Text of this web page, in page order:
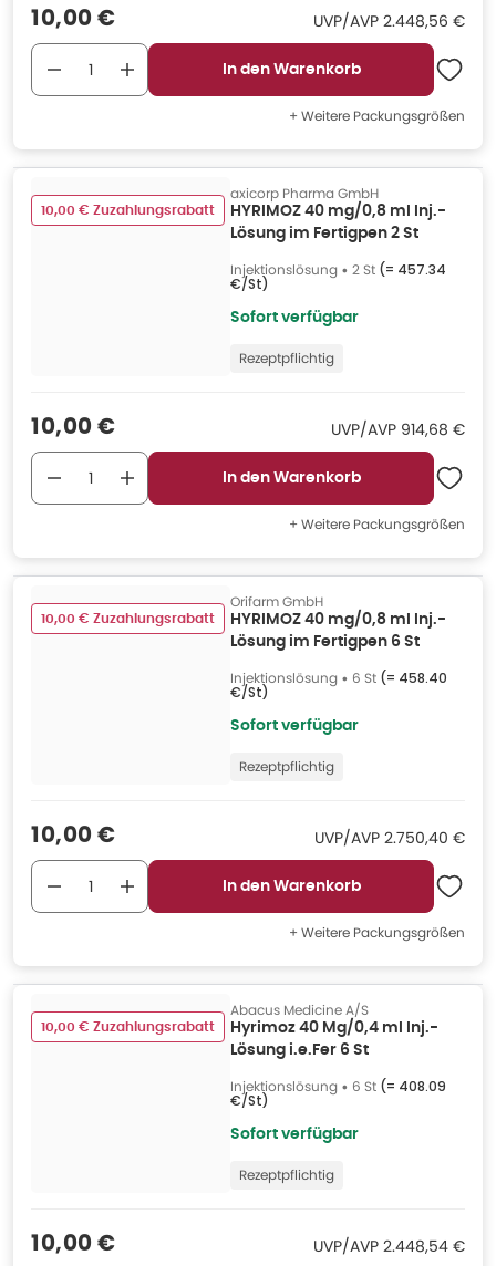
Verkaufspreis
10,00 € UVP/AVP UVP/AVP
2.448,56 €
In den Warenkorb
+ Weitere Packungsgrößen
10,00 € Zuzahlungsrabatt
axicorp Pharma GmbH
HYRIMOZ 40 mg/0,8 ml Inj.-
Lösung im Fertigpen 2 St
Injektionslösung • 2 St (= 457.34
€/St)
Sofort verfügbar
Rezeptpflichtig
Verkaufspreis
10,00 € UVP/AVP UVP/AVP
914,68 €
In den Warenkorb
+ Weitere Packungsgrößen
10,00 € Zuzahlungsrabatt
Orifarm GmbH
HYRIMOZ 40 mg/0,8 ml Inj.-
Lösung im Fertigpen 6 St
Injektionslösung • 6 St (= 458.40
€/St)
Sofort verfügbar
Rezeptpflichtig
Verkaufspreis
10,00 € UVP/AVP UVP/AVP
2.750,40 €
In den Warenkorb
+ Weitere Packungsgrößen
10,00 € Zuzahlungsrabatt
Abacus Medicine A/S
Hyrimoz 40 Mg/0,4 ml Inj.-
Lösung i.e.Fer 6 St
Injektionslösung • 6 St (= 408.09
€/St)
Sofort verfügbar
Rezeptpflichtig
Verkaufspreis
10,00 € UVP/AVP UVP/AVP:
2.448,54 €